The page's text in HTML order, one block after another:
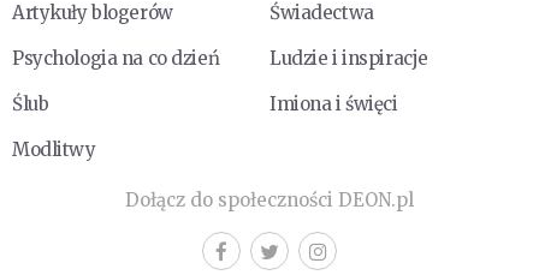
Artykuły blogerów
Świadectwa
Psychologia na co dzień
Ludzie i inspiracje
Ślub
Imiona i święci
Modlitwy
Dołącz do społeczności DEON.pl